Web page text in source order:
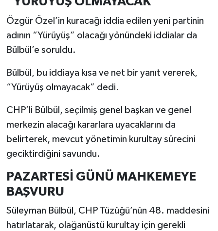
Özgür Özel’in kuracağı iddia edilen yeni partinin
adının “Yürüyüş” olacağı yönündeki iddialar da
Bülbül’e soruldu.
Bülbül, bu iddiaya kısa ve net bir yanıt vererek,
“Yürüyüş olmayacak” dedi.
CHP’li Bülbül, seçilmiş genel başkan ve genel
merkezin alacağı kararlara uyacaklarını da
belirterek, mevcut yönetimin kurultay sürecini
geciktirdiğini savundu.
PAZARTESİ GÜNÜ MAHKEMEYE
BAŞVURU
Süleyman Bülbül, CHP Tüzüğü’nün 48. maddesini
hatırlatarak, olağanüstü kurultay için gerekli